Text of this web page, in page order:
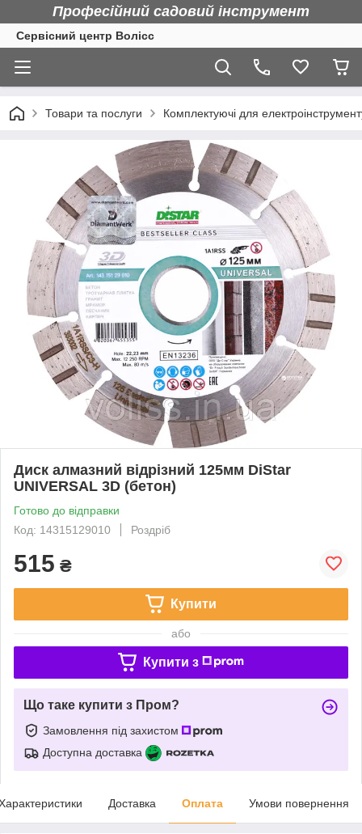
Професійний садовий інструмент
Сервісний центр Волісс
Товари та послуги Комплектуючі для
Диск алмазний відрізний 125мм DiStar
UNIVERSAL 3D (бетон)
Готово до відправки
Код: 14315129010
Роздріб
515 ₴
Купити
або
Купити з
Що таке купити з Пром?
Замовлення під захистом
Доступна доставка
Доставка Оплата Умови повернення